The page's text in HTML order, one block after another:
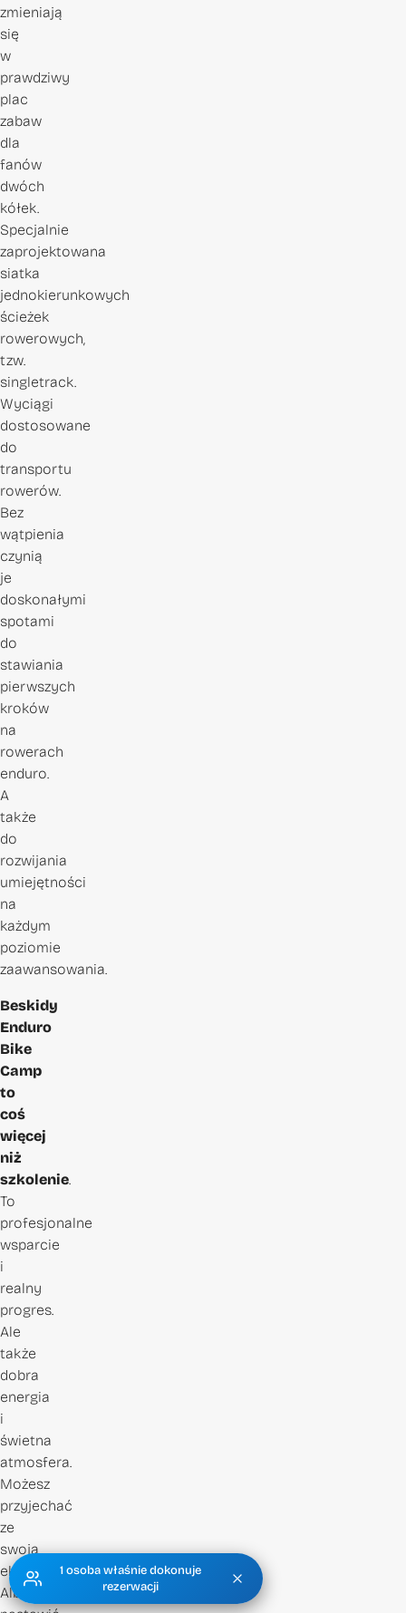
zmieniają
się
w
prawdziwy
plac
zabaw
dla
fanów
dwóch
kółek.
Specjalnie
zaprojektowana
siatka
jednokierunkowych
ścieżek
rowerowych,
tzw.
singletrack.
Wyciągi
dostosowane
do
transportu
rowerów.
Bez
wątpienia
czynią
je
doskonałymi
spotami
do
stawiania
pierwszych
kroków
na
rowerach
enduro.
A
także
do
rozwijania
umiejętności
na
każdym
poziomie
zaawansowania.
Beskidy
Enduro
Bike
Camp
to
coś
więcej
niż
szkolenie.
To
profesjonalne
wsparcie
i
realny
progres.
Ale
także
dobra
energia
i
świetna
atmosfera.
Możesz
przyjechać
ze
swoją
ekipą.
Albo
1 osoba właśnie dokonuje
rezerwacji